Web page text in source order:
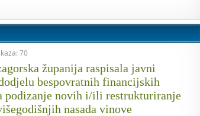
70
županija raspisala javni
bespovratnih financijskih
podizanje novih i/ili restrukturiranje
nasada vinove